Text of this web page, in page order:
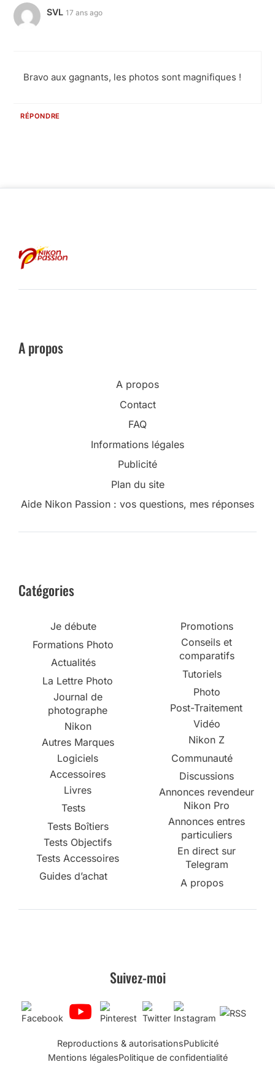
SVL 17 ans ago
Bravo aux gagnants, les photos sont magnifiques !
RÉPONDRE
A propos
A propos
Contact
FAQ
Informations légales
Publicité
Plan du site
Aide Nikon Passion : vos questions, mes réponses
Catégories
Je débute
Formations Photo
Actualités
La Lettre Photo
Journal de
photographe
Nikon
Autres Marques
Logiciels
Accessoires
Livres
Tests
Tests Boîtiers
Tests Objectifs
Tests Accessoires
Guides d’achat
Promotions
Conseils et
comparatifs
Tutoriels
Photo
Post-Traitement
Vidéo
Nikon Z
Communauté
Discussions
Annonces revendeur
Nikon Pro
Annonces entres
particuliers
En direct sur
Telegram
A propos
Suivez-moi
Reproductions & autorisationsPublicité
Mentions légalesPolitique de confidentialité